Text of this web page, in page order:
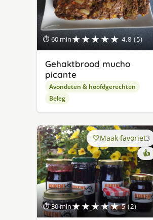
⏱ 60 min★★★★★ 4.8 (5)
Gehaktbrood mucho
picante
Avondeten & hoofdgerechten
Beleg
⏱ 30 min★★★★★ 5 (2)
Maak favoriet3
👍